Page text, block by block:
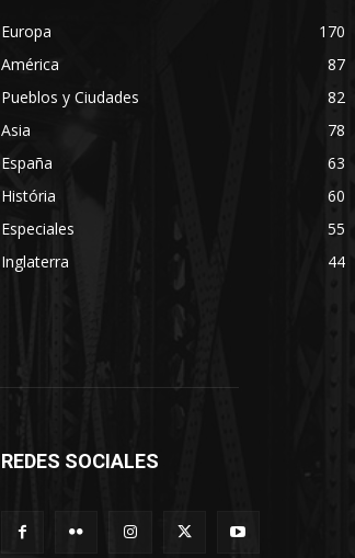
Europa
170
América
87
Pueblos y Ciudades
82
Asia
78
España
63
História
60
Especiales
55
Inglaterra
44
REDES SOCIALES